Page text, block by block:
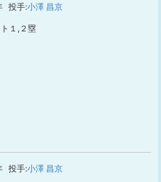
投手:小澤 昌京
１,２塁
投手:小澤 昌京